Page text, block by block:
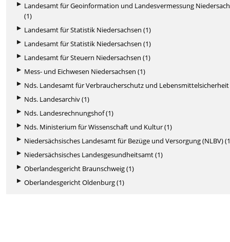
Landesamt für Geoinformation und Landesvermessung
(1)
Landesamt für Statistik Niedersachsen (1)
Landesamt für Statistik Niedersachsen (1)
Landesamt für Steuern Niedersachsen (1)
Mess- und Eichwesen Niedersachsen (1)
Nds. Landesamt für Verbraucherschutz und Lebensmittelsicherheit
Nds. Landesarchiv (1)
Nds. Landesrechnungshof (1)
Nds. Ministerium für Wissenschaft und Kultur (1)
Niedersächsisches Landesamt für Bezüge und Versorgung (NLBV)
Niedersächsisches Landesgesundheitsamt (1)
Oberlandesgericht Braunschweig (1)
Oberlandesgericht Oldenburg (1)